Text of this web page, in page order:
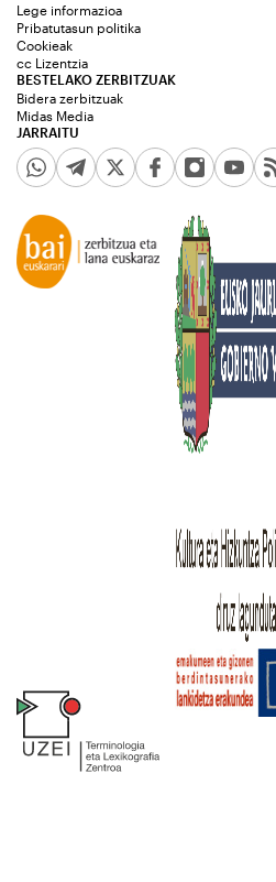
JARRAITU
Lege informazioa
Pribatutasun politika
Cookieak
cc Lizentzia
BESTELAKO ZERBITZUAK
Bidera zerbitzuak
Midas Media